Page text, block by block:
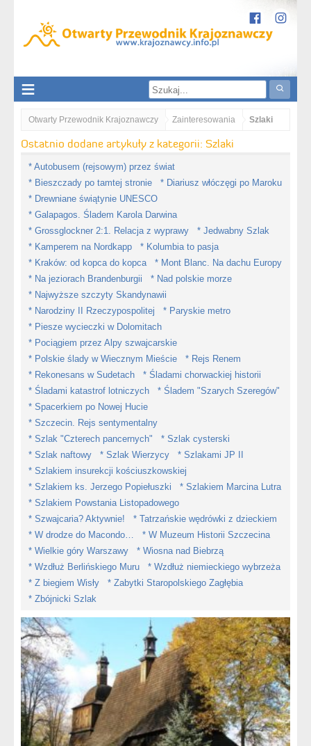
Otwarty Przewodnik Krajoznawczy Zainteresowania Szlaki
Ostatnio dodane artykuły z kategorii: Szlaki
* Autobusem (rejsowym) przez świat
* Bieszczady po tamtej stronie
* Diariusz włóczęgi po Maroku
* Drewniane świątynie UNESCO
* Galapagos. Śladem Karola Darwina
* Grossglockner 2:1. Relacja z wyprawy
* Jedwabny Szlak
* Kamperem na Nordkapp
* Kolumbia to pasja
* Kraków: od kopca do kopca
* Mont Blanc. Na dachu Europy
* Na jeziorach Brandenburgii
* Nad polskie morze
* Najwyższe szczyty Skandynawii
* Narodziny II Rzeczypospolitej
* Paryskie metro
* Piesze wycieczki w Dolomitach
* Pociągiem przez Alpy szwajcarskie
* Polskie ślady w Wiecznym Mieście
* Rejs Renem
* Rekonesans w Sudetach
* Śladami chorwackiej historii
* Śladami katastrof lotniczych
* Śladem "Szarych Szeregów"
* Spacerkiem po Nowej Hucie
* Szczecin. Rejs sentymentalny
* Szlak "Czterech pancernych"
* Szlak cysterski
* Szlak naftowy
* Szlak Wierzycy
* Szlakami JP II
* Szlakiem insurekcji kościuszkowskiej
* Szlakiem ks. Jerzego Popiełuszki
* Szlakiem Marcina Lutra
* Szlakiem Powstania Listopadowego
* Szwajcaria? Aktywnie!
* Tatrzańskie wędrówki z dzieckiem
* W drodze do Macondo…
* W Muzeum Historii Szczecina
* Wielkie góry Warszawy
* Wiosna nad Biebrzą
* Wzdłuż Berlińskiego Muru
* Wzdłuż niemieckiego wybrzeża
* Z biegiem Wisły
* Zabytki Staropolskiego Zagłębia
* Zbójnicki Szlak